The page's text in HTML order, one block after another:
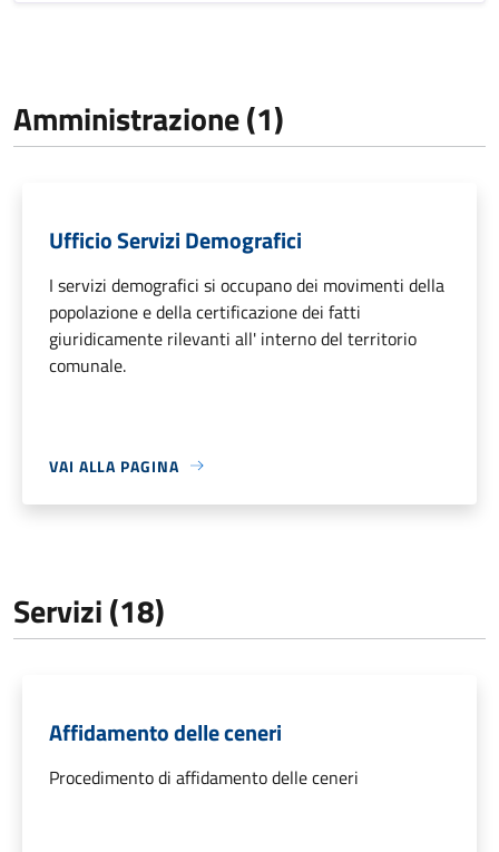
Amministrazione (1)
Ufficio Servizi Demografici
I servizi demografici si occupano dei movimenti della
popolazione e della certificazione dei fatti
giuridicamente rilevanti all' interno del territorio
comunale.
VAI ALLA PAGINA
Servizi (18)
Affidamento delle ceneri
Procedimento di affidamento delle ceneri